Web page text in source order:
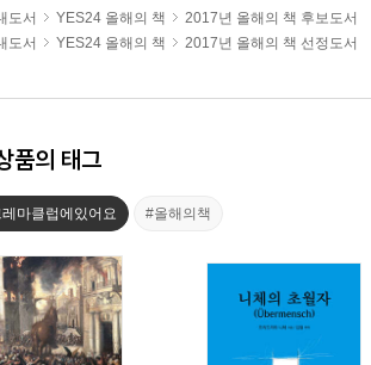
도서 YES24 올해의 책
2017년 올해의 책 후보도서
도서
YES24 올해의 책 2017년 올해의 책 선정도서
품의 태그
마클럽에있어요 #올해의책